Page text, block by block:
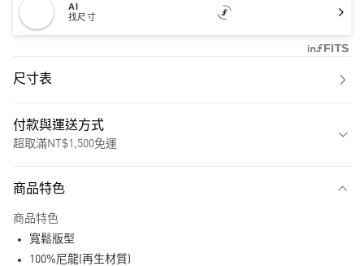
AI
找尺寸
尺寸表
付款與運送方式
超取滿NT$1,500免運
LINE Pay
商品特色
商品特色
寬鬆版型
100%尼龍(再生材質)